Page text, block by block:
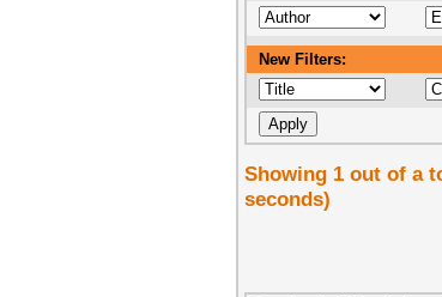
New Filters:
Showing 1 out of a
seconds)